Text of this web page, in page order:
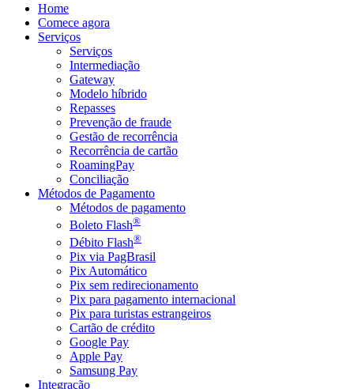
Home
Comece agora
Serviços
Serviços
Intermediação
Gateway
Modelo híbrido
Repasses
Prevenção de fraude
Gestão de recorrência
Recorrência de cartão
RoamingPay
Conciliação
Métodos de Pagamento
Métodos de pagamento
Boleto Flash®
Débito Flash®
Pix via PagBrasil
Pix Automático
Pix sem redirecionamento
Pix para pagamento internacional
Pix para turistas estrangeiros
Cartão de crédito
Google Pay
Apple Pay
Samsung Pay
Integração